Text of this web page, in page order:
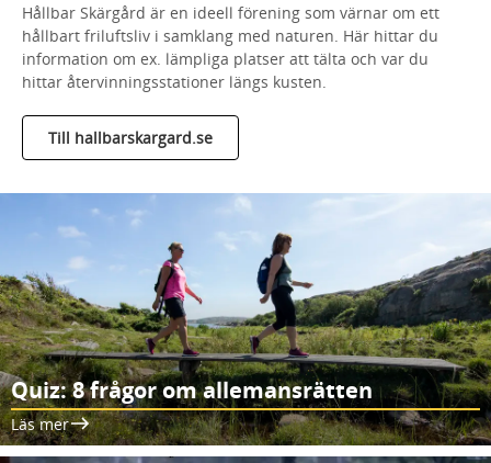
Hållbar Skärgård är en ideell förening som värnar om ett
hållbart friluftsliv i samklang med naturen. Här hittar du
information om ex. lämpliga platser att tälta och var du
hittar återvinningsstationer längs kusten.
Till hallbarskargard.se
Quiz: 8 frågor om allemansrätten
Läs mer